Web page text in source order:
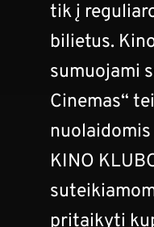
tik į
bilietus.
sumuojami
Cinemas“
KINO
pritaikyti